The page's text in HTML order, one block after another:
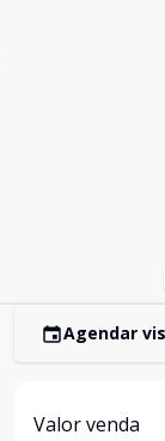
Agendar
Valor venda